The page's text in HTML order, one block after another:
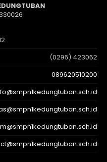
(0296) 423062
089620510200